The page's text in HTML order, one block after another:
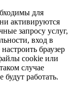
для
активируются
запросу услуг,
вход в
браузер
cookie или
случае
работать.